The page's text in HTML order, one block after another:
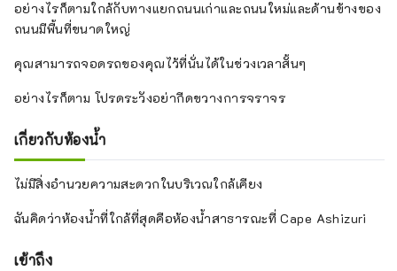
อย่างไรก็ตามใกล้กับทางแยกถนนเก่าและถนนใหม่และด้านข้างของ
ถนนมีพื้นที่ขนาดใหญ่
คุณสามารถจอดรถของคุณไว้ที่นั่นได้ในช่วงเวลาสั้นๆ
อย่างไรก็ตาม โปรดระวังอย่ากีดขวางการจราจร
เกี่ยวกับห้องน้ำ
ไม่มีสิ่งอำนวยความสะดวกในบริเวณใกล้เคียง
ฉันคิดว่าห้องน้ำที่ใกล้ที่สุดคือห้องน้ำสาธารณะที่ Cape Ashizuri
เข้าถึง